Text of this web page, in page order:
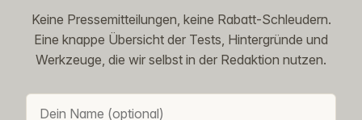
Keine Pressemitteilungen, keine Rabatt-Schleudern.
Eine knappe Übersicht der Tests, Hintergründe und
Werkzeuge, die wir selbst in der Redaktion nutzen.